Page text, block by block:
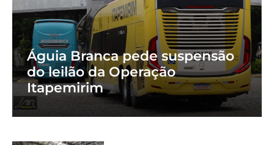
Águia Branca pede suspensão
do leilão da Operação
Itapemirim